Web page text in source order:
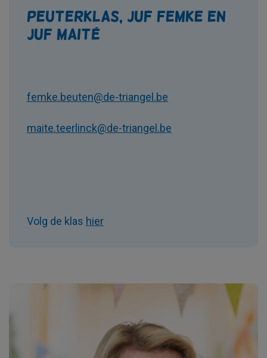
Peuterklas, juf Femke en
juf Maité
femke.beuten@de-triangel.be
maite.teerlinck@de-triangel.be
Volg de klas hier